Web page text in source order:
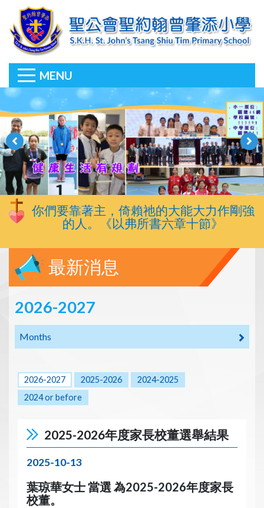
MENU
你們要靠著主，倚賴祂的大能大力作剛強
的人。《以弗所書六章十節》
最新消息
2026-2027
Months
2026-2027 2025-2026
2024-2025
2024 or before
2025-2026年度家長校董選舉結果
2025-10-13
葉琼華女士 當選 為2025-2026年度家長
校董。